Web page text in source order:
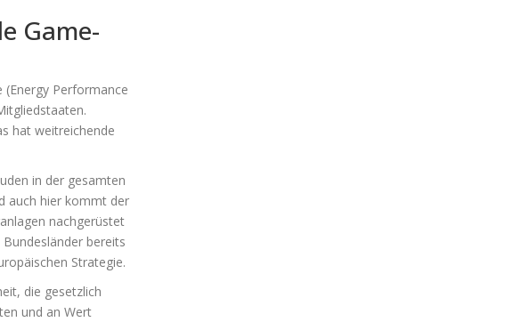
Game-
(Energy Performance
hat weitreichende
in der gesamten
auch hier kommt der
nachgerüstet
bereits
Strategie.
die gesetzlich
und an Wert